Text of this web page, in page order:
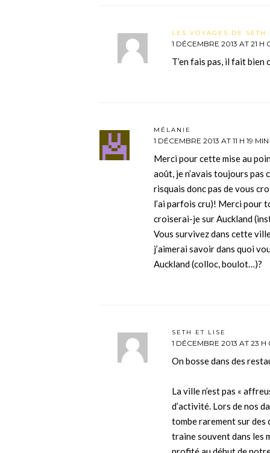
LES VOYAGES DE SETH
1 DÉCEMBRE 2013 AT 21 H
T’en fais pas, il fait bien
MÉLANIE
1 DÉCEMBRE 2013 AT 11 H 19 MIN
Merci pour cette mise au
août, je n’avais toujours pas
risquais donc pas de vous
l’ai parfois cru)! Merci pour
croiserai-je sur Auckland
Vous survivez dans cette
j’aimerai savoir dans quoi
Auckland (colloc, boulot…)?
SETH ET LISE
1 DÉCEMBRE 2013 AT 23 H
On bosse dans des
La ville n’est pas «
d’activité. Lors de nos
tombe rarement sur des
traine souvent dans les